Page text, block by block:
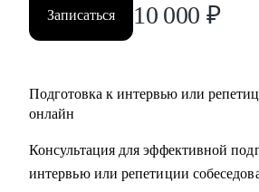
Записаться 10 000 ₽
Подготовка к интервью или
онлайн
Консультация для эффективной
интервью или репетиции